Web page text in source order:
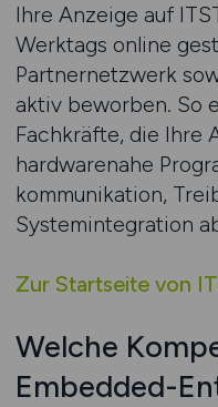
Ihre Anzeige auf
Werktags online
Partnernetzwerk
aktiv beworben. So
Fachkräfte, die Ihre
hardwarenahe
kommunikation,
Systemintegration
Zur Startseite von
Welche
Embedded-